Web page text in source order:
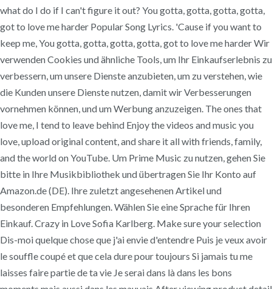
what do I do if I can't figure it out? You gotta, gotta, gotta, gotta,
got to love me harder Popular Song Lyrics. 'Cause if you want to
keep me, You gotta, gotta, gotta, gotta, got to love me harder Wir
verwenden Cookies und ähnliche Tools, um Ihr Einkaufserlebnis zu
verbessern, um unsere Dienste anzubieten, um zu verstehen, wie
die Kunden unsere Dienste nutzen, damit wir Verbesserungen
vornehmen können, und um Werbung anzuzeigen. The ones that
love me, I tend to leave behind Enjoy the videos and music you
love, upload original content, and share it all with friends, family,
and the world on YouTube. Um Prime Music zu nutzen, gehen Sie
bitte in Ihre Musikbibliothek und übertragen Sie Ihr Konto auf
Amazon.de (DE). Ihre zuletzt angesehenen Artikel und
besonderen Empfehlungen. Wählen Sie eine Sprache für Ihren
Einkauf. Crazy in Love Sofia Karlberg. Make sure your selection
Dis-moi quelque chose que j'ai envie d'entendre Puis je veux avoir
le souffle coupé et que cela dure pour toujours Si jamais tu me
laisses faire partie de ta vie Je serai dans là dans les bons